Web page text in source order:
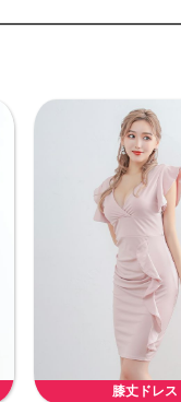
膝丈ドレス